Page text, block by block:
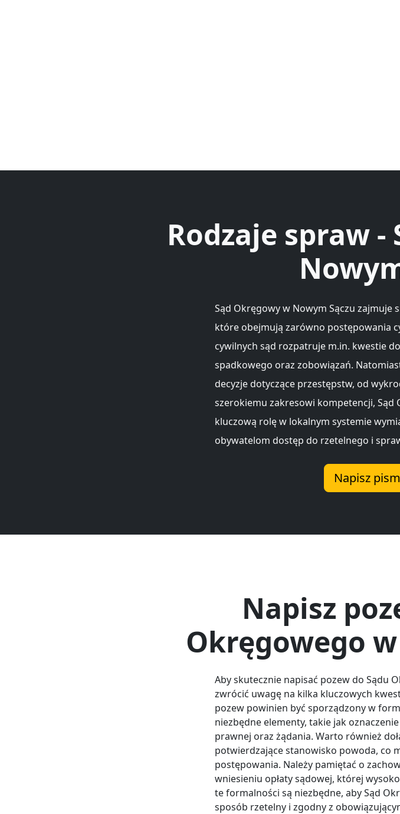
Rodzaje spraw
Sąd Okręgowy w Nowym Sączu
które obejmują zarówno postępowania
cywilnych sąd rozpatruje m.in. kwestie
spadkowego oraz zobowiązań.
decyzje dotyczące przestępstw, od
szerokiemu zakresowi kompetencji, Sąd
kluczową rolę w lokalnym systemie
obywatelom dostęp do rzetelnego i
Napisz
Napisz
Okręgowego
Aby skutecznie napisać pozew do Sądu
zwrócić uwagę na kilka kluczowych
pozew powinien być sporządzony w
niezbędne elementy, takie jak
prawnej oraz żądania. Warto również
potwierdzające stanowisko powoda, co
postępowania. Należy pamiętać o
wniesieniu opłaty sądowej, której
te formalności są niezbędne, aby Sąd
sposób rzetelny i zgodny z